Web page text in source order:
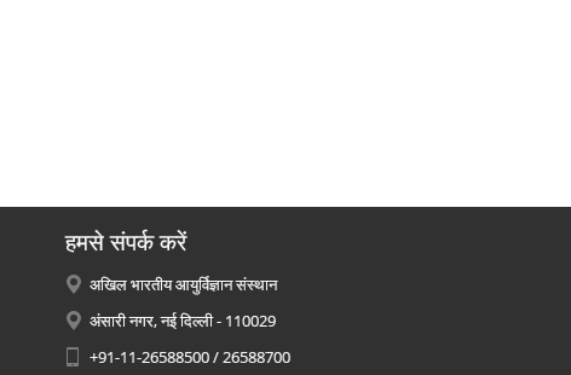
हमसे संपर्क करें
अखिल भारतीय आयुर्विज्ञान संस्थान
अंसारी नगर, नई दिल्ली - 110029
+91-11-26588500 / 26588700